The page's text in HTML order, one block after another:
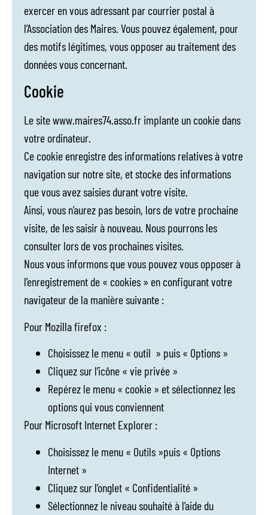
exercer en vous adressant par courrier postal à
l’Association des Maires. Vous pouvez également, pour
des motifs légitimes, vous opposer au traitement des
données vous concernant.
Cookie
Le site www.maires74.asso.fr implante un cookie dans
votre ordinateur.
Ce cookie enregistre des informations relatives à votre
navigation sur notre site, et stocke des informations
que vous avez saisies durant votre visite.
Ainsi, vous n’aurez pas besoin, lors de votre prochaine
visite, de les saisir à nouveau. Nous pourrons les
consulter lors de vos prochaines visites.
Nous vous informons que vous pouvez vous opposer à
l’enregistrement de « cookies » en configurant votre
navigateur de la manière suivante :
Pour Mozilla firefox :
Choisissez le menu « outil » puis « Options »
Cliquez sur l’icône « vie privée »
Repérez le menu « cookie » et sélectionnez les
options qui vous conviennent
Pour Microsoft Internet Explorer :
Choisissez le menu « Outils »puis « Options
Internet »
Cliquez sur l’onglet « Confidentialité »
Sélectionnez le niveau souhaité à l’aide du